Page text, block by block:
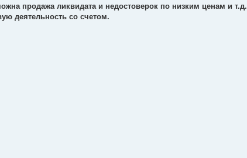
продажа ликвидата и недостоверок по низким ценам и т.д.
деятельность со счетом.